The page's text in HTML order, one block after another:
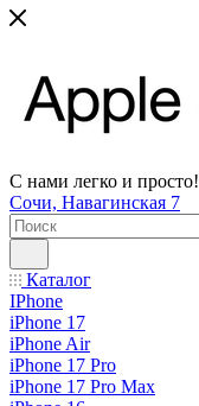
С нами легко и просто!
Сочи, Навагинская 7
Каталог
IPhone
iPhone 17
iPhone Air
iPhone 17 Pro
iPhone 17 Pro Max